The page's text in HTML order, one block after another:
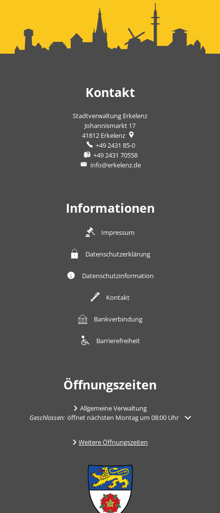
Kontakt
Stadtverwaltung Erkelenz
Johannismarkt 17
41812 Erkelenz
+49 2431 85-0
+49 2431 70558
info@erkelenz.de
Informationen
Impressum
Datenschutzerklärung
Datenschutzinformation
Kontakt
Bankverbindung
Barrierefreiheit
Öffnungszeiten
Allgemeine Verwaltung
Klicken, um weitere Öffnungs- oder Schließzeiten auszublenden
Geschlossen: öffnet nächsten Montag um 08:00 Uhr
Weitere Öffnungszeiten